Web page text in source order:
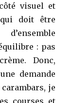
visuel et
doit être
: pas
Donc,
demande
je
courses et